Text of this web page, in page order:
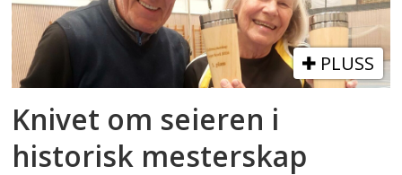
PLUSS
Knivet om seieren i
historisk mesterskap